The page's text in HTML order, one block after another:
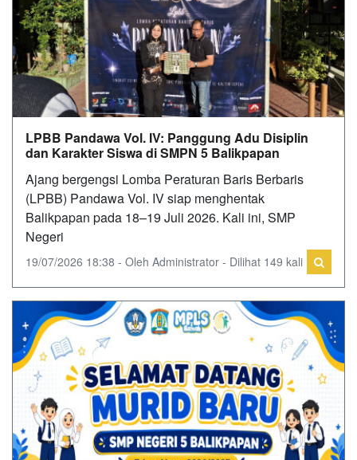
LPBB Pandawa Vol. IV: Panggung Adu Disiplin
dan Karakter Siswa di SMPN 5 Balikpapan
‎Ajang bergengsi Lomba Peraturan Baris Berbaris
(LPBB) Pandawa Vol. IV siap menghentak
Balikpapan pada 18–19 Juli 2026. Kali ini, SMP
Negeri
19/07/2026 18:38 - Oleh Administrator - Dilihat 149 kali